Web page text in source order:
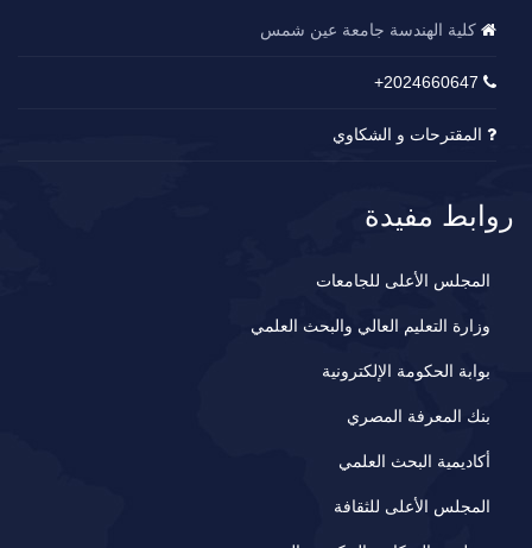
كلية الهندسة جامعة عين شمس
2024660647+
المقترحات و الشكاوي
روابط مفيدة
المجلس الأعلى للجامعات
وزارة التعليم العالي والبحث العلمي
بوابة الحكومة الإلكترونية
بنك المعرفة المصري
أكاديمية البحث العلمي
المجلس الأعلى للثقافة